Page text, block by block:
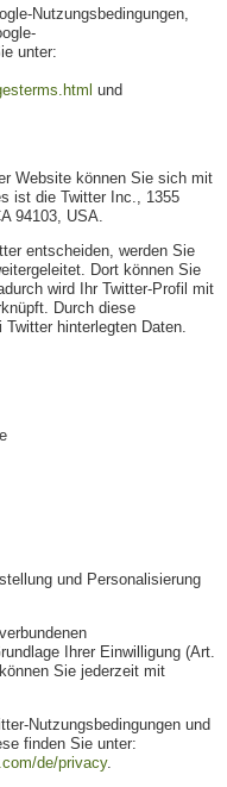
Nutzungsbedingungen,
unter:
und
Website können Sie sich mit
ist die Twitter Inc., 1355
94103, USA.
entscheiden, werden Sie
Dort können Sie
wird Ihr Twitter-Profil mit
Durch diese
hinterlegten Daten.
und Personalisierung
Ihrer Einwilligung (Art.
Sie jederzeit mit
Nutzungsbedingungen und
finden Sie unter:
de/privacy.